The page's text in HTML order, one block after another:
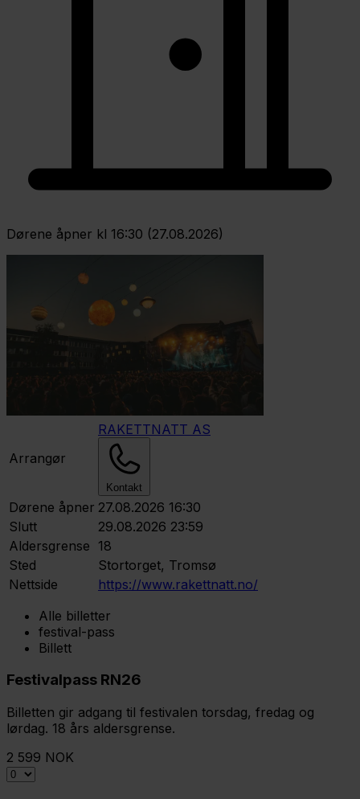
Dørene åpner kl 16:30 (27.08.2026)
Arrangør
RAKETTNATT AS
Kontakt
Dørene åpner 27.08.2026 16:30
Slutt
29.08.2026 23:59
Aldersgrense 18
Sted
Stortorget, Tromsø
Nettside
https://www.rakettnatt.no/
Alle billetter
festival-pass
Billett
Festivalpass RN26
Billetten gir adgang til festivalen torsdag, fredag og
lørdag. 18 års aldersgrense.
2 599 NOK